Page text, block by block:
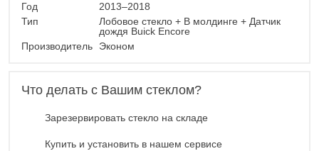
Год
2013–2018
Тип
Лобовое стекло + В молдинге + Датчик
дождя Buick Encore
Производитель
Эконом
Что делать с Вашим стеклом?
Зарезервировать стекло на складе
Купить и установить в нашем сервисе